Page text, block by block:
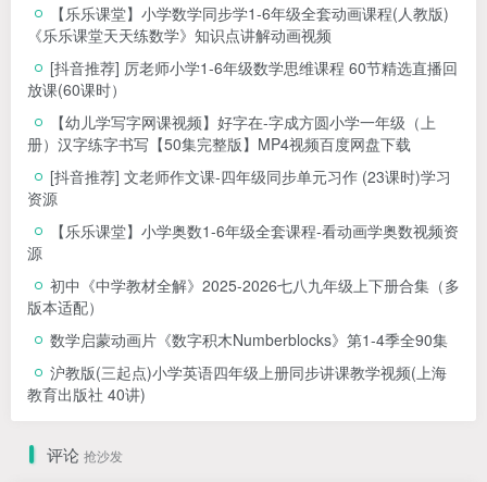
【乐乐课堂】小学数学同步学1-6年级全套动画课程(人教版)
《乐乐课堂天天练数学》知识点讲解动画视频
[抖音推荐] 厉老师小学1-6年级数学思维课程 60节精选直播回
放课(60课时）
【幼儿学写字网课视频】好字在-字成方圆小学一年级（上
册）汉字练字书写【50集完整版】MP4视频百度网盘下载
[抖音推荐] 文老师作文课-四年级同步单元习作 (23课时)学习
资源
【乐乐课堂】小学奥数1-6年级全套课程-看动画学奥数视频资
源
初中《中学教材全解》2025-2026七八九年级上下册合集（多
版本适配）
数学启蒙动画片《数字积木Numberblocks》第1-4季全90集
沪教版(三起点)小学英语四年级上册同步讲课教学视频(上海
教育出版社 40讲)
评论 抢沙发